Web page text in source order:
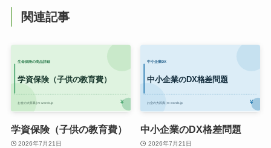
関連記事
学資保険（子供の教育費）
2026年7月21日
中小企業のDX格差問題
2026年7月21日